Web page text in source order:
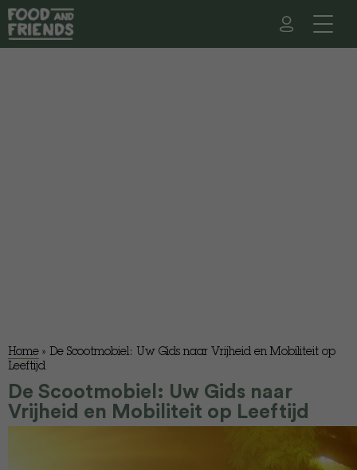
Home » De Scootmobiel: Uw Gids naar Vrijheid en Mobiliteit op
Leeftijd
De Scootmobiel: Uw Gids naar
Vrijheid en Mobiliteit op Leeftijd